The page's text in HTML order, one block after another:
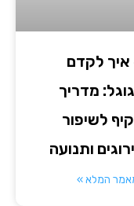
לקדם
מדריך
לשיפור
ותנועה
המלא »